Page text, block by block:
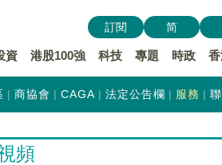
資 港股100強 科技 專題 時政
訂閱 简
商協會 CAGA 法定公告欄 服務
頻